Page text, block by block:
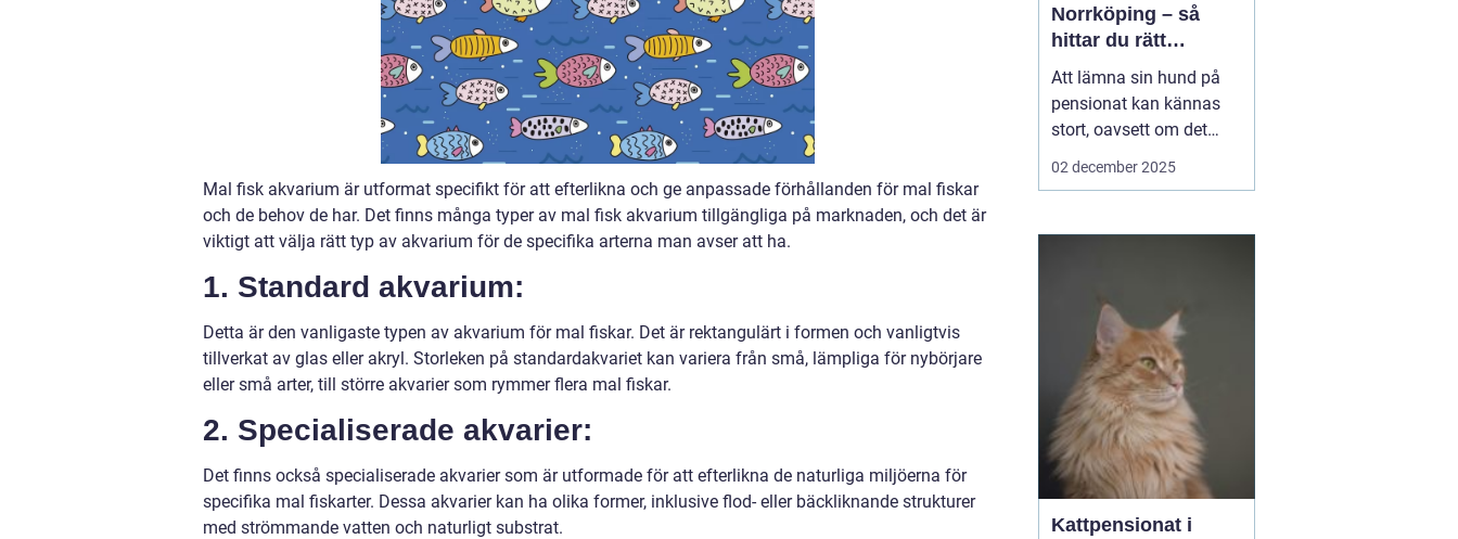
Mal fisk akvarium är utformat specifikt för att efterlikna och ge anpassade förhållanden för mal fiskar
och de behov de har. Det finns många typer av mal fisk akvarium tillgängliga på marknaden, och det är
viktigt att välja rätt typ av akvarium för de specifika arterna man avser att ha.
1. Standard akvarium:
Detta är den vanligaste typen av akvarium för mal fiskar. Det är rektangulärt i formen och vanligtvis
tillverkat av glas eller akryl. Storleken på standardakvariet kan variera från små, lämpliga för nybörjare
eller små arter, till större akvarier som rymmer flera mal fiskar.
2. Specialiserade akvarier:
Det finns också specialiserade akvarier som är utformade för att efterlikna de naturliga miljöerna för
specifika mal fiskarter. Dessa akvarier kan ha olika former, inklusive flod- eller bäckliknande strukturer
med strömmande vatten och naturligt substrat.
Norrköping – så
hittar du rätt
omsorg för din hund
Att lämna sin hund på
pensionat kan kännas
stort, oavsett om det
gäller en hel semester
runt Norrköping letar
hunden blir...
02 december 2025
Kattpensionat i